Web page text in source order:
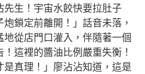
生！宇宙水餃快要拉肚子
鎖定前離開！」話音未落，
從店門口灌入，伴隨著一個
這裡的醬油比例嚴重失衡！
真理！」廖沾沾知道，這是